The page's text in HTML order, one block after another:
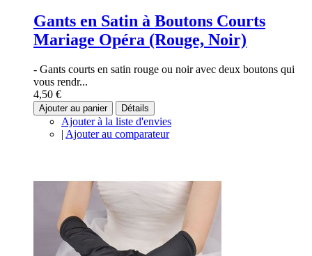
Gants en Satin à Boutons Courts
Mariage Opéra (Rouge, Noir)
- Gants courts en satin rouge ou noir avec deux boutons qui
vous rendr...
4,50 €
Ajouter au panier Détails
Ajouter à la liste d'envies
| Ajouter au comparateur